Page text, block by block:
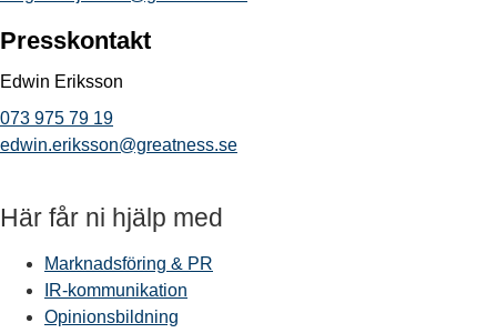
Presskontakt
Edwin Eriksson
073 975 79 19
edwin.eriksson@greatness.se
Här får ni hjälp med
Marknadsföring & PR
IR-kommunikation
Opinionsbildning